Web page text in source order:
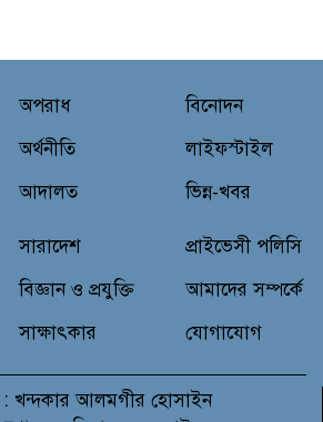
অপরাধ
অর্থনীতি
আদালত
বিনোদন
লাইফস্টাইল
ভিন্ন-খবর
সারাদেশ
বিজ্ঞান ও প্রযুক্তি
সাক্ষাৎকার
প্রাইভেসী পলিসি
আমাদের সম্পর্কে
যোগাযোগ
খন্দকার আলমগীর হোসাইন